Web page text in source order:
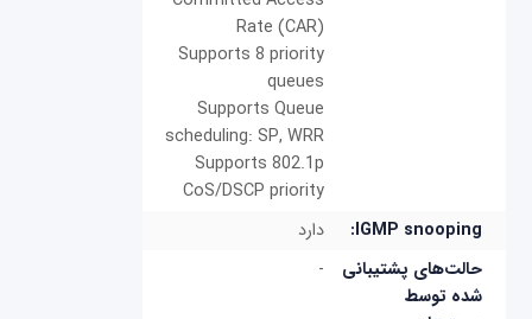
Rate (CAR)
Supports 8 priority
queues
Supports Queue
scheduling: SP, WRR
Supports 802.1p
CoS/DSCP priority
IGMP snooping:
دارد
حالت‌های پشتیبانی
شده توسط
-